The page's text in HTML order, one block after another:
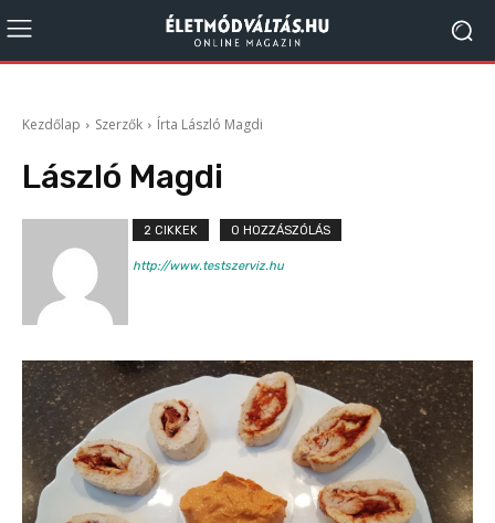
Kezdőlap Szerzők Írta László Magdi
László Magdi
2 CIKKEK 0 HOZZÁSZÓLÁS
http://www.testszerviz.hu